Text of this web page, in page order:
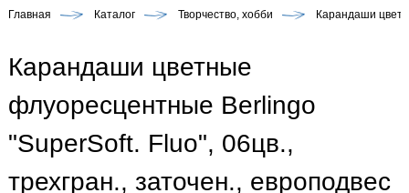
Главная Каталог Творчество, хобби Карандаши
Карандаши цветные
флуоресцентные Berlingo
"SuperSoft. Fluo", 06цв.,
трехгран., заточен., европодвес